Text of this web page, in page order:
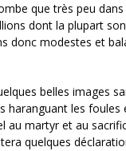
que très peu
dont la plupart
donc modestes et
belles images
haranguant les
au martyr et au
quelques